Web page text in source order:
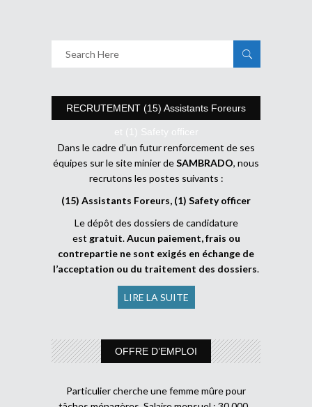
RECRUTEMENT (15) Assistants Foreurs
et (1) Safety officer
Dans le cadre d’un futur renforcement de ses
équipes sur le site minier deSAMBRADO, nous
recrutons les postes suivants :
(15) Assistants Foreurs, (1) Safety officer
Le dépôt des dossiers de candidature
est gratuit.Aucun paiement, frais ou
contrepartie ne sont exigés en échange de
l’acceptation ou du traitement des dossiers.
LIRE LA SUITE
OFFRE D’EMPLOI
Particulier cherche une femme mûre pour